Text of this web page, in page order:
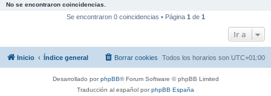
No se encontraron coincidencias.
Se encontraron 0 coincidencias • Página 1 de 1
Ir a
Inicio Índice general Todos los horarios son UTC+01:00
Borrar cookies
Desarrollado porphpBB® Forum Software © phpBB Limited
Traducción al español porphpBB España